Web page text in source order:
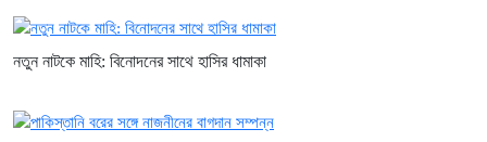
নতুন নাটকে মাহি: বিনোদনের সাথে হাসির ধামাকা